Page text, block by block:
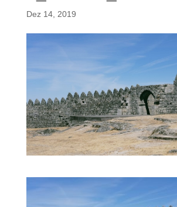
Dez 14, 2019